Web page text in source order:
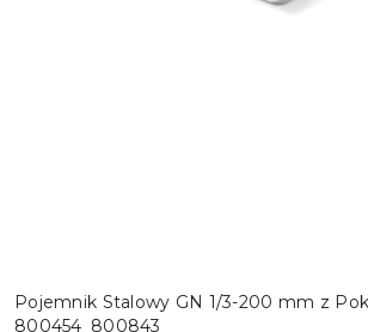
Pojemnik Stalowy GN 1/3-200 mm z
800454_800843